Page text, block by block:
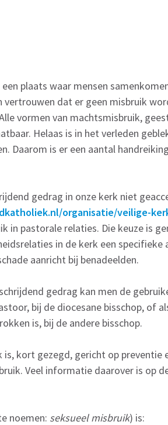
plaats waar mensen
dat er geen misbruik
vormen van machtsmisbruik,
Helaas is in het verleden
Daarom is er een aantal
gedrag in onze kerk niet
organisatie/veilige-
in pastorale relaties. Die keuze is
in de kerk een specifieke
aanricht bij benadeelden.
gedrag kan men de
bij de diocesane bisschop, of
is, bij de andere bisschop.
kort gezegd, gericht op preventie
Veel informatie daarover is op
noemen: seksueel misbruik) is: